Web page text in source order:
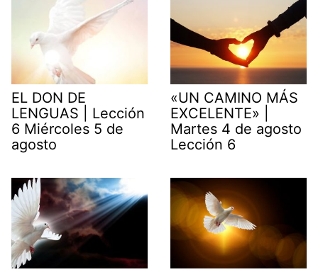
EL DON DE
LENGUAS | Lección
6 Miércoles 5 de
agosto
«UN CAMINO MÁS
EXCELENTE» |
Martes 4 de agosto
Lección 6